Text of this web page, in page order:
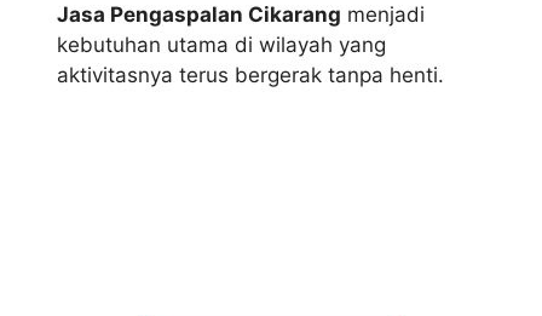
Jasa Pengaspalan Cikarang menjadi
kebutuhan utama di wilayah yang
aktivitasnya terus bergerak tanpa henti.